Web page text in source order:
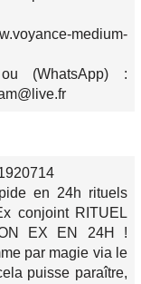
medium-
(WhatsApp) :
en 24h rituels
conjoint RITUEL
EX EN 24H !
par magie via le
puisse paraître,